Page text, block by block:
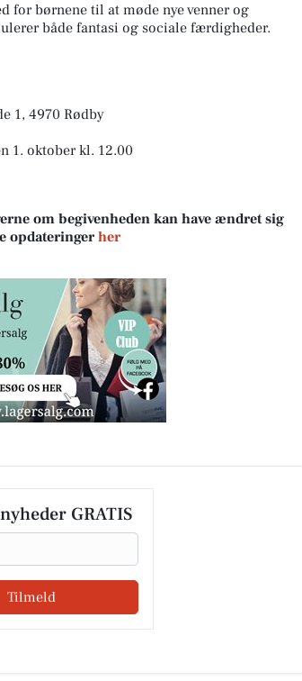
for børnene til at møde nye venner og
både fantasi og sociale færdigheder.
1, 4970 Rødby
1. oktober kl. 12.00
om begivenheden kan have ændret sig
opdateringer her
GRATIS
Tilmeld